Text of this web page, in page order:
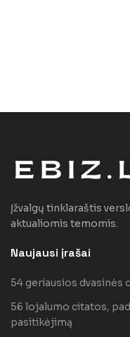
Įžvalgų tinklaraštis
aktualiomis temomis.
Naujausi įrašai
54 geriausios dvasinės
56 lojalumo citatos,
pasitikėjimą